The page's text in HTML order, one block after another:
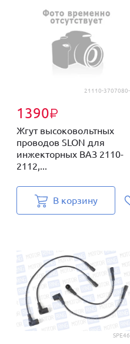
21110-
1390₽
Жгут высоковольтных
проводов SLON для
инжекторных ВАЗ 2110-
2112,...
В корзину